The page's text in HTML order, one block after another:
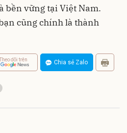
bền vững tại Việt Nam.
cũng chính là thành
Theo dõi trên Chia sẻ Zalo